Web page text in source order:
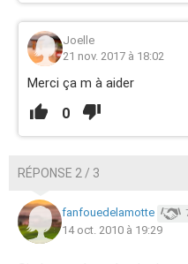
Joelle
21 nov. 2017 à 18:02
Merci ça m à aider
0
RÉPONSE 2 / 3
fanfouedelamotte
14 oct. 2010 à 19:29